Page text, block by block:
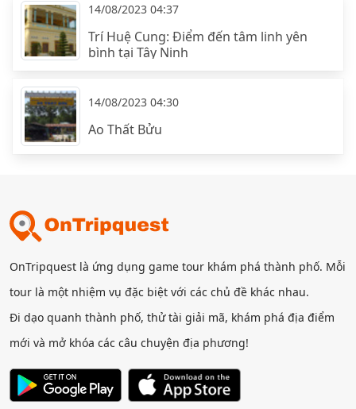
14/08/2023 04:37
Trí Huệ Cung: Điểm đến tâm linh yên
bình tại Tây Ninh
14/08/2023 04:30
Ao Thất Bửu
OnTripquest là ứng dụng game tour khám phá thành phố. Mỗi
tour là một nhiệm vụ đặc biệt với các chủ đề khác nhau.
Đi dạo quanh thành phố, thử tài giải mã, khám phá địa điểm
mới và mở khóa các câu chuyện địa phương!